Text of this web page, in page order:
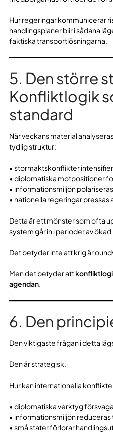
Hur regeringar kommunicerar
handlingsplaner blir i sådana
faktiska transportlösningarna.
5. Den större
Konfliktlogik
standard
När veckans material
tydlig struktur:
• stormaktskonflikter
• diplomatiska motpositioner
• informationsmiljön polariseras
• nationella regeringar
Detta är ett mönster som ofta
system går in i perioder av
Det betyder inte att krig är
Men det betyder att
agendan.
6. Den
Den viktigaste frågan i detta
Den är strategisk.
Hur kan internationella
• diplomatiska verktyg
• informationsmiljön reduceras
• små stater förlorar